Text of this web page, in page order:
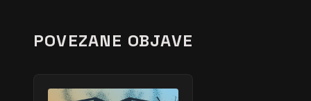
POVEZANE OBJAVE